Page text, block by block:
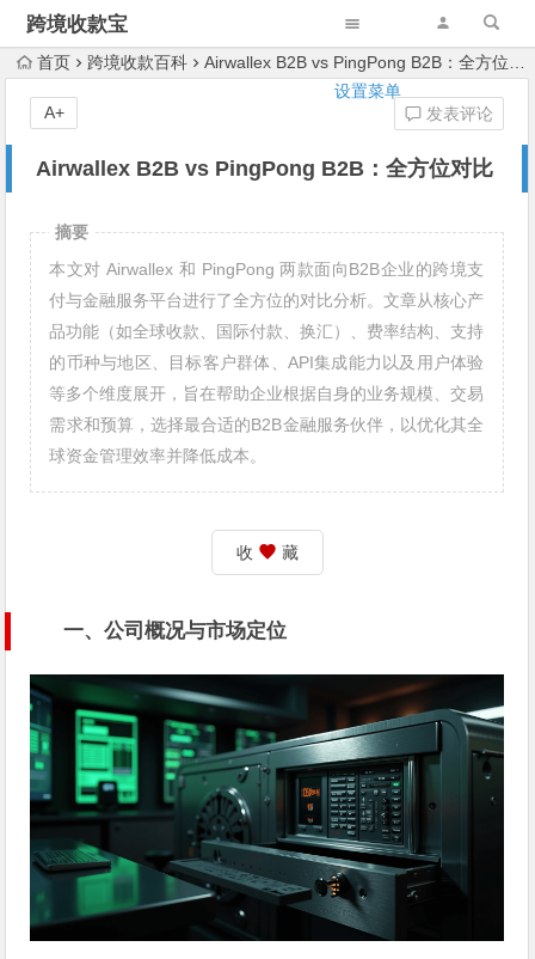
跨境收款宝
设置菜单
首页 跨境收款百科 Airwallex B2B vs PingPong B2B：全方位对比
Airwallex B2B vs PingPong B2B：全方位对比
发表评论
A+
摘要
本文对 Airwallex 和 PingPong 两款面向B2B企业的跨境支
付与金融服务平台进行了全方位的对比分析。文章从核心产
品功能（如全球收款、国际付款、换汇）、费率结构、支持
的币种与地区、目标客户群体、API集成能力以及用户体验
等多个维度展开，旨在帮助企业根据自身的业务规模、交易
需求和预算，选择最合适的B2B金融服务伙伴，以优化其全
球资金管理效率并降低成本。
收 藏
一、公司概况与市场定位